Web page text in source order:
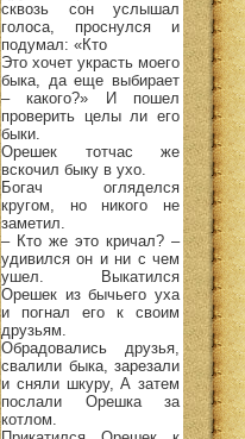
сквозь сон услышал
голоса, проснулся и
подумал: «Кто
Это хочет украсть моего
быка, да еще выбирает
– какого?» И пошел
проверить целы ли его
быки.
Орешек тотчас же
вскочил быку в ухо.
Богач огляделся
кругом, но никого не
заметил.
– Кто же это кричал? –
удивился он и ни с чем
ушел. Выкатился
Орешек из бычьего уха
и погнал его к своим
друзьям.
Обрадовались друзья,
свалили быка, зарезали
и сняли шкуру, А затем
послали Орешка за
котлом.